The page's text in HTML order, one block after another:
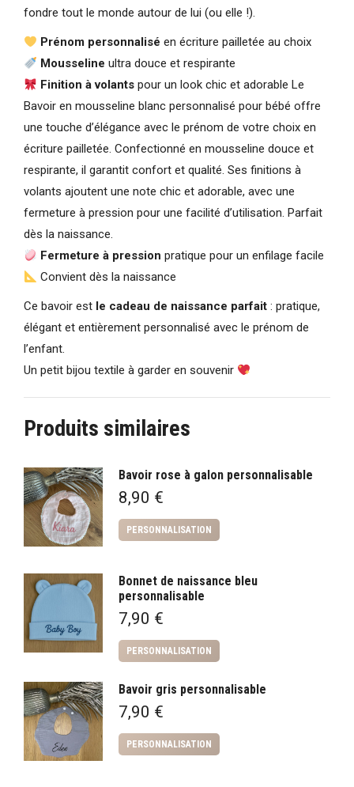
fondre tout le monde autour de lui (ou elle !).
Prénom personnalisé en écriture pailletée au choix
Mousseline ultra douce et respirante
Finition à volants pour un look chic et adorable Le
Bavoir en mousseline blanc personnalisé pour bébé offre
une touche d’élégance avec le prénom de votre choix en
écriture pailletée. Confectionné en mousseline douce et
respirante, il garantit confort et qualité. Ses finitions à
volants ajoutent une note chic et adorable, avec une
fermeture à pression pour une facilité d’utilisation. Parfait
dès la naissance.
Fermeture à pression pratique pour un enfilage facile
Convient dès la naissance
Ce bavoir est le cadeau de naissance parfait : pratique,
élégant et entièrement personnalisé avec le prénom de
l’enfant.
Un petit bijou textile à garder en souvenir
Produits similaires
Bavoir rose à galon personnalisable
8,90 €
PERSONNALISATION
Bonnet de naissance bleu
personnalisable
7,90 €
PERSONNALISATION
Bavoir gris personnalisable
7,90 €
PERSONNALISATION